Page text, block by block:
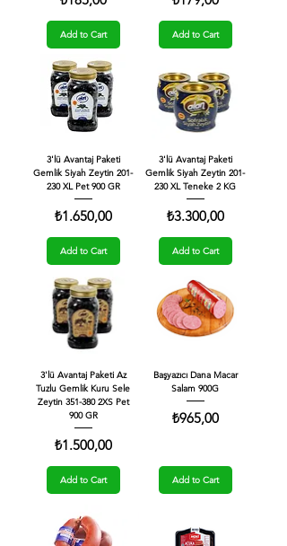
Add to Cart Add to Cart
3'lü Avantaj Paketi
Gemlik Siyah Zeytin 201-
230 XL Pet 900 GR
Price
₺1.650,00
Add to Cart
3'lü Avantaj Paketi
Gemlik Siyah Zeytin 201-
230 XL Teneke 2 KG
Price
₺3.300,00
Add to Cart
3'lü Avantaj Paketi Az
Tuzlu Gemlik Kuru Sele
Zeytin 351-380 2XS Pet
900 GR
Price
₺1.500,00
Add to Cart
Başyazıcı Dana Macar
Salam 900G
Price
₺965,00
Add to Cart